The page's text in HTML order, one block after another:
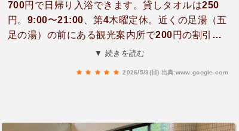
700円で日帰り入浴できます。貸しタオルは250
円。9:00〜21:00、第4木曜定休。近くの足湯（五
足の湯）の前にある観光案内所で200円の割引優
待券を配ってます。単純アルカリ泉で美人・美肌
てから夜の街へ！
▼ 続きを読む
2026/5/3(日) 出典:www.google.com